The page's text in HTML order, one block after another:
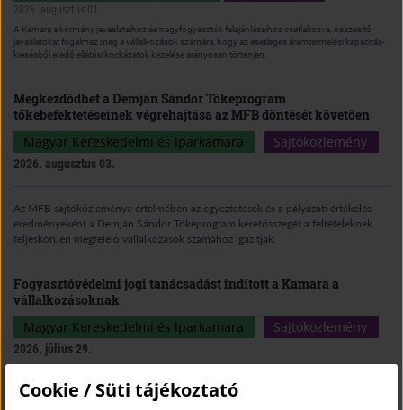
2026. augusztus 01.
A Kamara a kormány javaslataihoz és nagyfogyasztók felajánlásaihoz csatlakozva, összesítő
javaslatokat fogalmaz meg a vállalkozások számára, hogy az esetleges áramtermelési kapacitás-
kiesésből eredő ellátási kockázatok kezelése arányosan történjen.
Megkezdődhet a Demján Sándor Tőkeprogram
tőkebefektetéseinek végrehajtása az MFB döntését követően
Magyar Kereskedelmi és Iparkamara
Sajtóközlemény
2026. augusztus 03.
Az MFB sajtóközleménye értelmében az egyeztetések és a pályázati értékelés
eredményeként a Demján Sándor Tőkeprogram keretösszegét a feltételeknek
teljeskörűen megfelelő vállalkozások számához igazítják.
Fogyasztóvédelmi jogi tanácsadást indított a Kamara a
vállalkozásoknak
Magyar Kereskedelmi és Iparkamara
Sajtóközlemény
2026. július 29.
A Kamara fogyasztóvédelmi jogi tanácsadással segít a kis- és
Cookie / Süti tájékoztató